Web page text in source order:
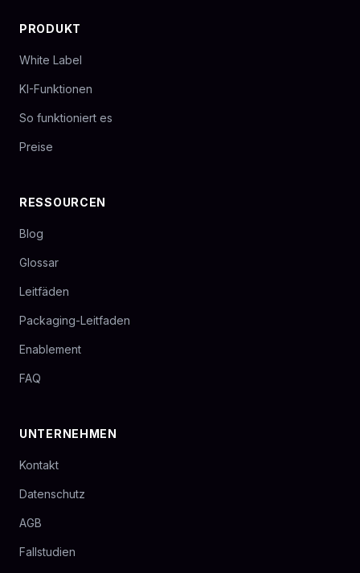
PRODUKT
White Label
KI-Funktionen
So funktioniert es
Preise
RESSOURCEN
Blog
Glossar
Leitfäden
Packaging-Leitfaden
Enablement
FAQ
UNTERNEHMEN
Kontakt
Datenschutz
AGB
Fallstudien